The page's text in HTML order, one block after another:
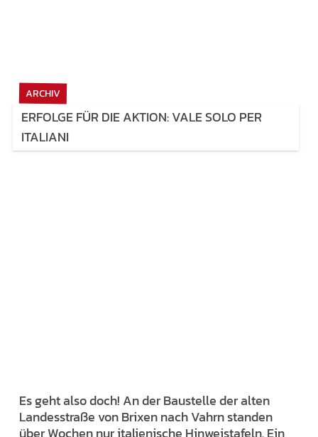
ARCHIV
ERFOLGE FÜR DIE AKTION: VALE SOLO PER
ITALIANI
Es geht also doch! An der Baustelle der alten
Landesstraße von Brixen nach Vahrn standen
über Wochen nur italienische Hinweistafeln. Ein